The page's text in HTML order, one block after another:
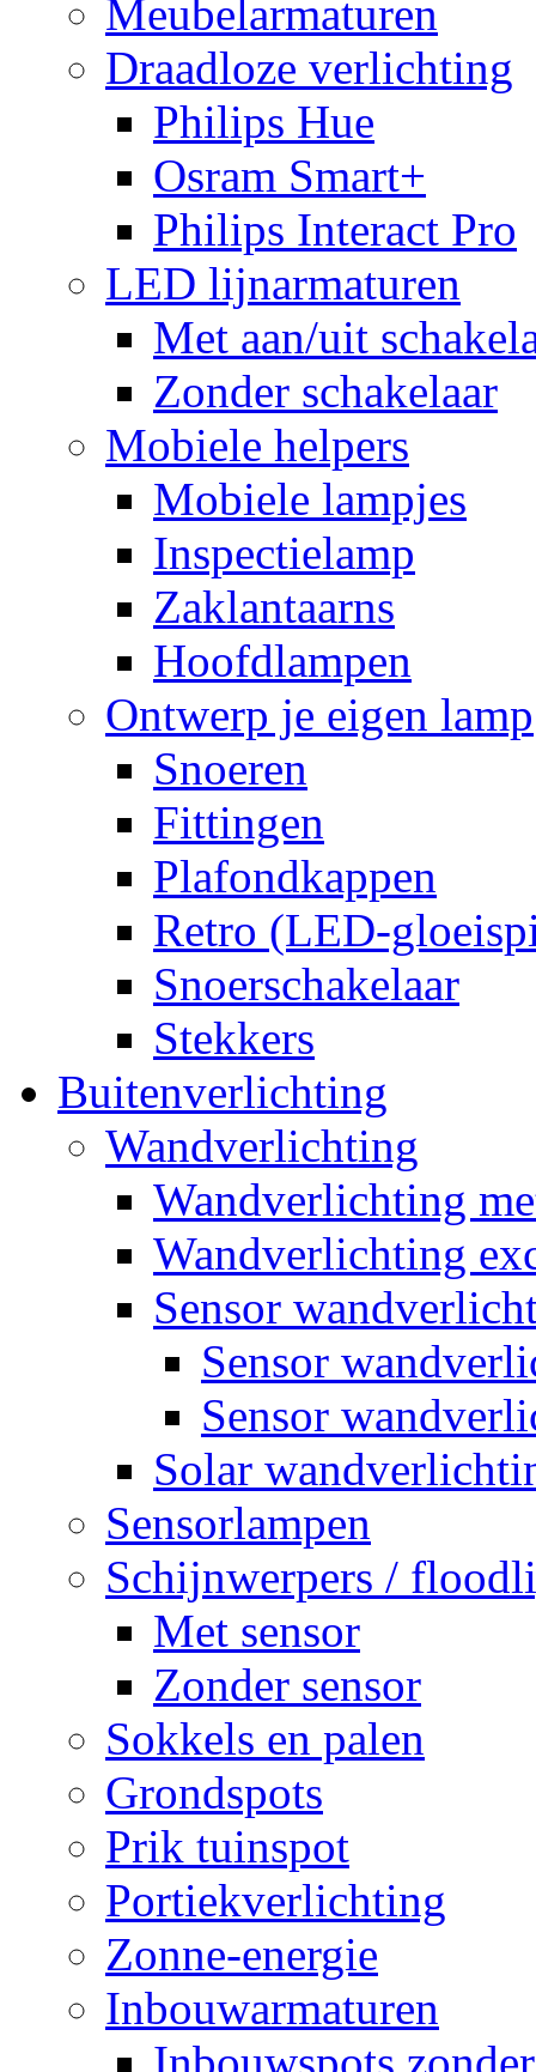
Meubelarmaturen
Draadloze verlichting
Philips Hue
Osram Smart+
Philips Interact Pro
LED lijnarmaturen
Met aan/uit
Zonder schakelaar
Mobiele helpers
Mobiele lampjes
Inspectielamp
Zaklantaarns
Hoofdlampen
Ontwerp je eigen lamp
Snoeren
Fittingen
Plafondkappen
Retro (LED-
Snoerschakelaar
Stekkers
Buitenverlichting
Wandverlichting
Wandverlichting
Wandverlichting
Sensor
Sensor
Sensor
Solar
Sensorlampen
Schijnwerpers /
Met sensor
Zonder sensor
Sokkels en palen
Grondspots
Prik tuinspot
Portiekverlichting
Zonne-energie
Inbouwarmaturen
Inbouwspots